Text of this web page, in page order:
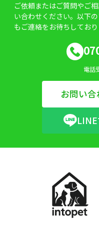
ご依頼またはご質問やご
い合わせください。以下
もご連絡をお待ちしており
電話
お問い